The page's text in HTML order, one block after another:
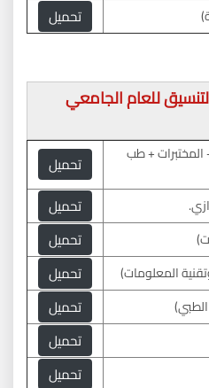
تحميل
للعام الجامعي
المختبرات + طب
العام.
تحميل
تحميل
تحميل
المعلومات) تحميل
تحميل
تحميل
تحميل